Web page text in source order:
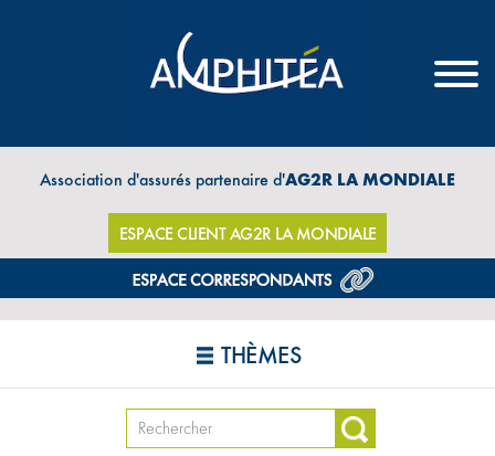
Association d'assurés partenaire d'AG2R LA MONDIALE
ESPACE CLIENT AG2R LA MONDIALE
THÈMES